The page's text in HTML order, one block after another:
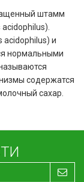
штамм
acidophilus) и
нормальными
содержатся
сахар.